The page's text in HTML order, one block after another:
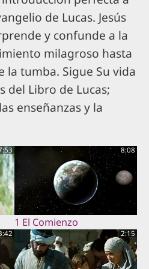
de Lucas. Jesús
y confunde a la
milagroso hasta
la tumba. Sigue Su vida
del Libro de Lucas;
enseñanzas y la
8:08
1 El Comienzo
2:15